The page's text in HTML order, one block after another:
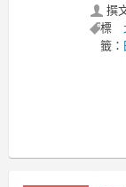
撰
標
籤：